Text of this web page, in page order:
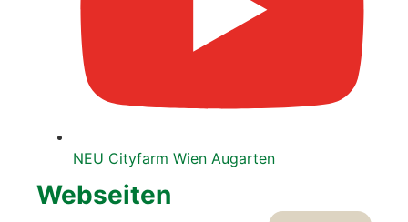
NEU City­farm Wien Augar­ten
Web­sei­ten